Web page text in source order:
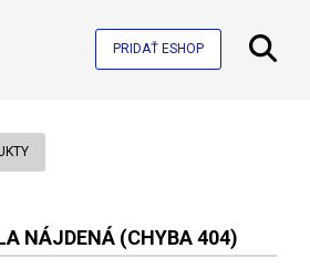
PRIDAŤ ESHOP
NÁJDENÁ (CHYBA 404)